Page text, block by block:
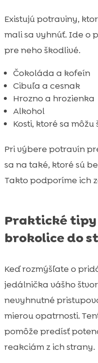
Existujú potraviny,
mali sa vyhnúť. Ide o
pre neho škodlivé.
Čokoláda a kofeín
Cibuľa a cesnak
Hrozno a hrozienka
Alkohol
Kosti, ktoré sa môžu
Pri výbere potravín
sa na také, ktoré sú
Takto podporíme ich
Praktické
brokolice do
Keď rozmýšľate o
jedálnička vášho
nevyhnutné
mierou opatrnosti.
pomôže predísť
reakciám z ich strany.